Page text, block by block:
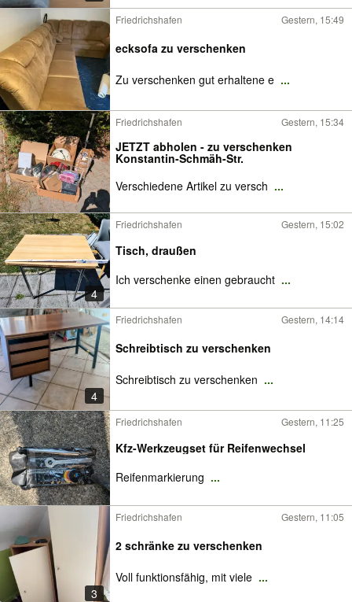
Friedrichshafen Gestern, 15:49
ecksofa zu verschenken
Zu verschenken gut erhaltene e ...
Friedrichshafen Gestern, 15:34
JETZT abholen - zu verschenken
Konstantin-Schmäh-Str.
Verschiedene Artikel zu versch ...
4
Friedrichshafen Gestern, 15:02
Tisch, draußen
Ich verschenke einen gebraucht ...
4
Friedrichshafen Gestern, 14:14
Schreibtisch zu verschenken
Schreibtisch zu verschenken ...
Friedrichshafen Gestern, 11:25
Kfz-Werkzeugset für Reifenwechsel
Reifenmarkierung ...
3
Friedrichshafen Gestern, 11:05
2 schränke zu verschenken
Voll funktionsfähig, mit viele ...